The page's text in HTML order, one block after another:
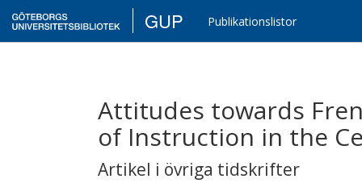
GUP Publikationslistor
Attitudes towards
of Instruction in the
Artikel i övriga tidskrifter